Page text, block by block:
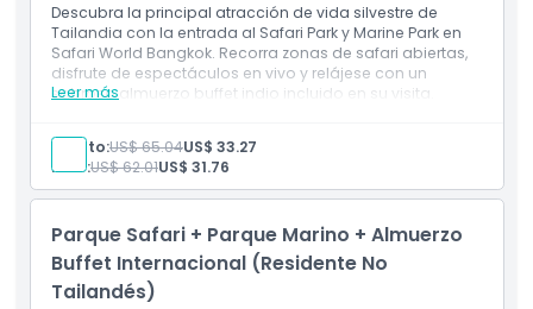
Descubra la principal atracción de vida silvestre de
Tailandia con la entrada al Safari Park y Marine Park en
Safari World Bangkok. Recorra zonas de safari abiertas,
disfrute de espectáculos en vivo y relájese con un
sabroso almuerzo buffet indio incluido en su visita.
Leer más
Entrada al Marine Park
Almuerzo buffet indio
Entrada al Safari Park
Adulto:US$ 65.04US$ 33.27
Niño:US$ 62.01US$ 31.76
Parque Safari + Parque Marino + Almuerzo
Buffet Internacional (Residente No
Tailandés)